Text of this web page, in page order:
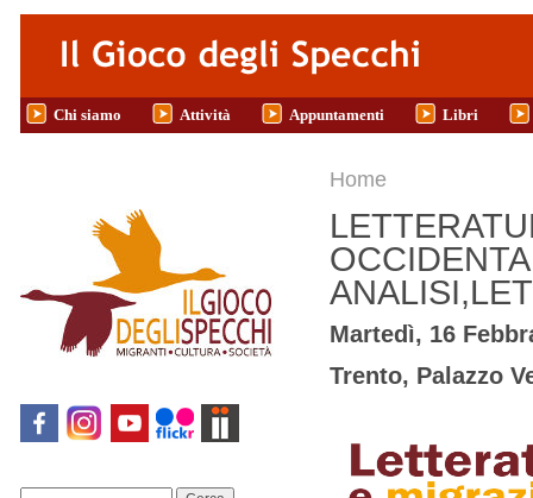
Salta al contenuto principale
Chi siamo Attività Appuntamenti Libri
Tu sei qui
Home
Martedì, 16
Trento, Palazzo